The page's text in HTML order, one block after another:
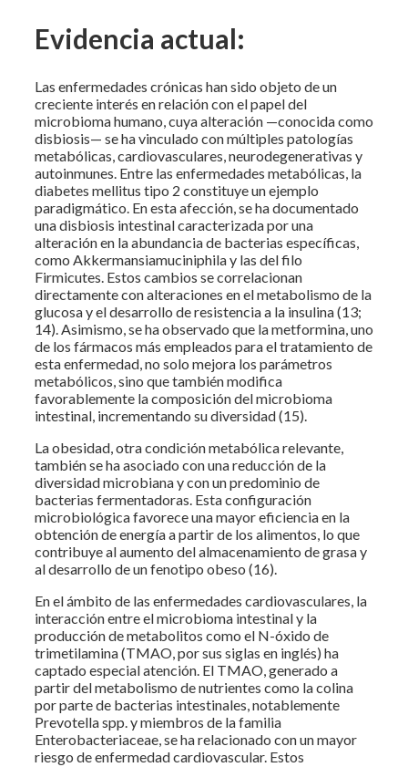
Evidencia actual:
Las enfermedades crónicas han sido objeto de un
creciente interés en relación con el papel del
microbioma humano, cuya alteración —conocida como
disbiosis— se ha vinculado con múltiples patologías
metabólicas, cardiovasculares, neurodegenerativas y
autoinmunes. Entre las enfermedades metabólicas, la
diabetes mellitus tipo 2 constituye un ejemplo
paradigmático. En esta afección, se ha documentado
una disbiosis intestinal caracterizada por una
alteración en la abundancia de bacterias específicas,
como Akkermansiamuciniphila y las del filo
Firmicutes. Estos cambios se correlacionan
directamente con alteraciones en el metabolismo de la
glucosa y el desarrollo de resistencia a la insulina (13;
14). Asimismo, se ha observado que la metformina, uno
de los fármacos más empleados para el tratamiento de
esta enfermedad, no solo mejora los parámetros
metabólicos, sino que también modifica
favorablemente la composición del microbioma
intestinal, incrementando su diversidad (15).
La obesidad, otra condición metabólica relevante,
también se ha asociado con una reducción de la
diversidad microbiana y con un predominio de
bacterias fermentadoras. Esta configuración
microbiológica favorece una mayor eficiencia en la
obtención de energía a partir de los alimentos, lo que
contribuye al aumento del almacenamiento de grasa y
al desarrollo de un fenotipo obeso (16).
En el ámbito de las enfermedades cardiovasculares, la
interacción entre el microbioma intestinal y la
producción de metabolitos como el N-óxido de
trimetilamina (TMAO, por sus siglas en inglés) ha
captado especial atención. El TMAO, generado a
partir del metabolismo de nutrientes como la colina
por parte de bacterias intestinales, notablemente
Prevotella spp. y miembros de la familia
Enterobacteriaceae, se ha relacionado con un mayor
riesgo de enfermedad cardiovascular. Estos